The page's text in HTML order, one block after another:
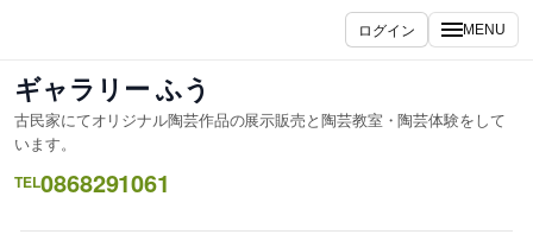
ス
キ
ッ
プ
ログイン MENU
ギャラリー ふう
古民家にてオリジナル陶芸作品の展示販売と陶芸教室・陶芸体験をして
います。
TEL0868291061